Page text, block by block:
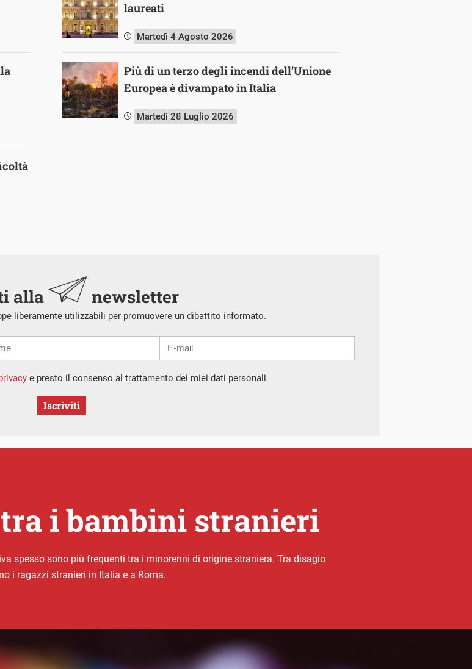
laureati
Martedì 4 Agosto 2026
Più di un terzo degli incendi dell’Unione
Europea è divampato in Italia
Martedì 28 Luglio 2026
alla newsletter
liberamente utilizzabili per promuovere un dibattito informato.
e presto il consenso al trattamento dei miei dati personali
Iscriviti
i bambini stranieri
spesso sono più frequenti tra i minorenni di origine straniera. Tra disagio
i ragazzi stranieri in Italia e a Roma.